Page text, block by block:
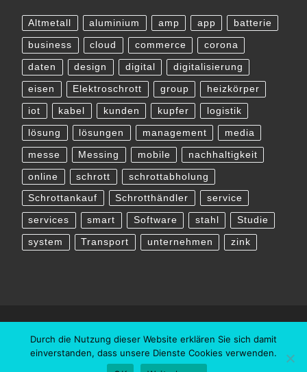
Altmetall aluminium amp app batterie
business cloud commerce corona
daten design digital digitalisierung
eisen Elektroschrott group heizkörper
iot kabel kunden kupfer logistik
lösung lösungen management media
messe Messing mobile nachhaltigkeit
online schrott schrottabholung
Schrottankauf Schrotthändler service
services smart Software stahl Studie
system Transport unternehmen zink
Durch die Nutzung dieser Website erklären Sie sich damit
einverstanden, dass unsere Dienste Cookies verwenden.